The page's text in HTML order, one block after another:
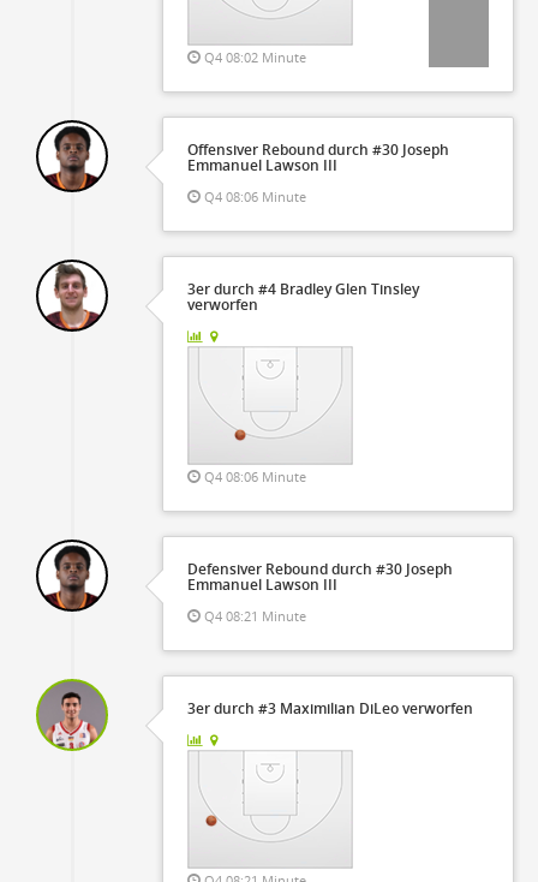
Q4 08:02 Minute
Offensiver Rebound durch #30 Joseph
Emmanuel Lawson III
Q4 08:06 Minute
3er durch #4 Bradley Glen Tinsley
verworfen
Q4 08:06 Minute
Defensiver Rebound durch #30 Joseph
Emmanuel Lawson III
Q4 08:21 Minute
3er durch #3 Maximilian DiLeo verworfen